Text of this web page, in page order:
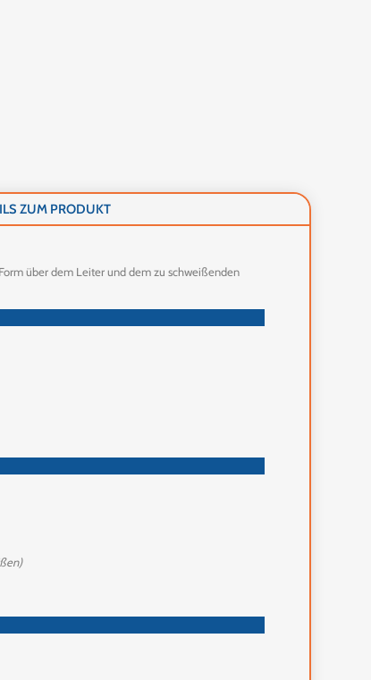
ZUM PRODUKT
über dem Leiter und dem zu schweißenden